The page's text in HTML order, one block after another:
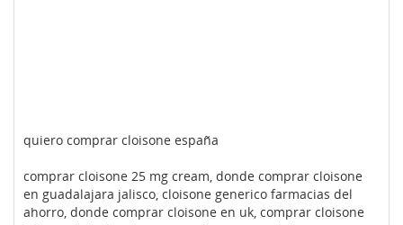
quiero comprar cloisone españa
comprar cloisone 25 mg cream, donde comprar cloisone
en guadalajara jalisco, cloisone generico farmacias del
ahorro, donde comprar cloisone en uk, comprar cloisone